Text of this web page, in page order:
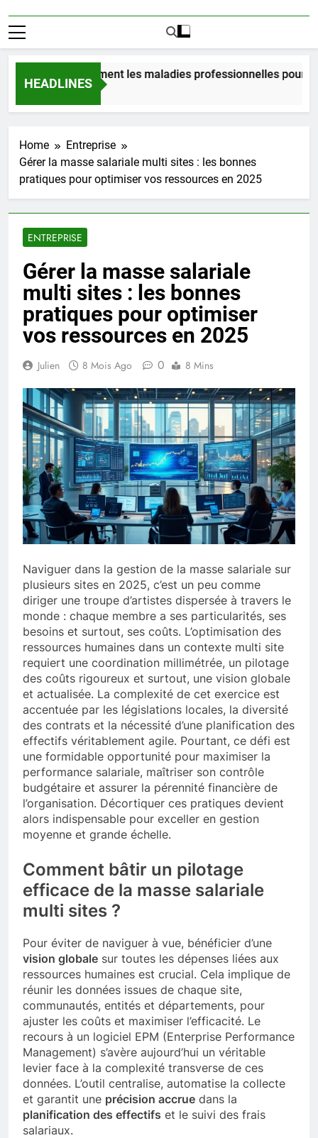
HEADLINES
vraiment les maladies professionnelles pour un
Home
Entreprise
Gérer la masse salariale multi sites : les bonnes
pratiques pour optimiser vos ressources en 2025
ENTREPRISE
Gérer la masse salariale
multi sites : les bonnes
pratiques pour optimiser
vos ressources en 2025
Julien 8 Mois Ago 0 8 Mins
Naviguer dans la gestion de la masse salariale sur
plusieurs sites en 2025, c’est un peu comme
diriger une troupe d’artistes dispersée à travers le
monde : chaque membre a ses particularités, ses
besoins et surtout, ses coûts. L’optimisation des
ressources humaines dans un contexte multi site
requiert une coordination millimétrée, un pilotage
des coûts rigoureux et surtout, une vision globale
et actualisée. La complexité de cet exercice est
accentuée par les législations locales, la diversité
des contrats et la nécessité d’une planification des
effectifs véritablement agile. Pourtant, ce défi est
une formidable opportunité pour maximiser la
performance salariale, maîtriser son contrôle
budgétaire et assurer la pérennité financière de
l’organisation. Décortiquer ces pratiques devient
alors indispensable pour exceller en gestion
moyenne et grande échelle.
Comment bâtir un pilotage
efficace de la masse salariale
multi sites ?
Pour éviter de naviguer à vue, bénéficier d’une
vision globale sur toutes les dépenses liées aux
ressources humaines est crucial. Cela implique de
réunir les données issues de chaque site,
communautés, entités et départements, pour
ajuster les coûts et maximiser l’efficacité. Le
recours à un logiciel EPM (Enterprise Performance
Management) s’avère aujourd’hui un véritable
levier face à la complexité transverse de ces
données. L’outil centralise, automatise la collecte
et garantit une précision accrue dans la
planification des effectifs et le suivi des frais
salariaux.